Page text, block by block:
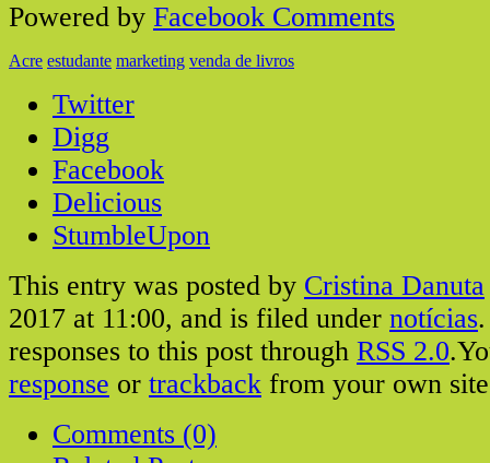
Powered by Facebook Comments
Acre estudante marketing venda de livros
Twitter
Digg
Facebook
Delicious
StumbleUpon
This entry was posted by Cristina Danuta
2017 at 11:00, and is filed under notícias
responses to this post through RSS 2.0
response or trackback from your own
Comments (0)